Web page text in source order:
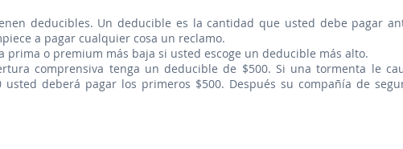
deducibles. Un deducible es la cantidad que usted debe pagar
a pagar cualquier cosa un reclamo.
prima o premium más baja si usted escoge un deducible más alto.
comprensiva tenga un deducible de $500. Si una tormenta le
deberá pagar los primeros $500. Después su compañía de